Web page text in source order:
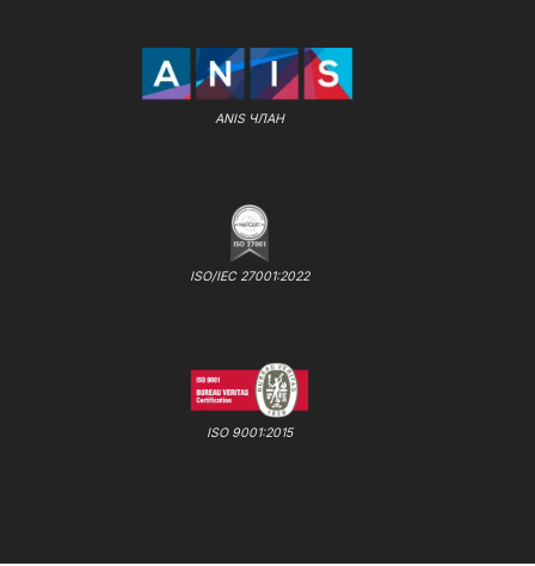
ANIS ЧЛАН
ISO/IEC 27001:2022
ISO 9001:2015